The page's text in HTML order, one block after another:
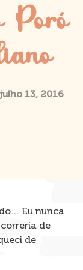
Poró
julho 13, 2016
Eu nunca
de
de